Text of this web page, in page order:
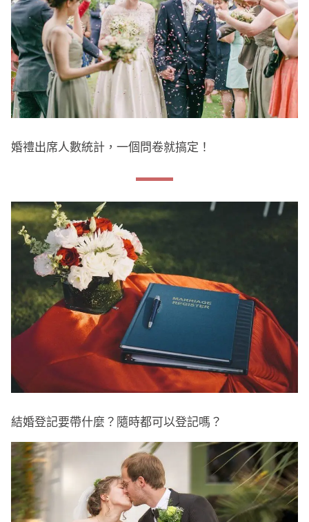
婚禮出席人數統計，一個問卷就搞定！
結婚登記要帶什麼？隨時都可以登記嗎？